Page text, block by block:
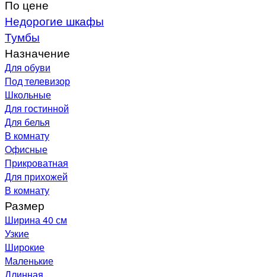
По цене
Недорогие шкафы
Тумбы
Назначение
Для обуви
Под телевизор
Школьные
Для гостинной
Для белья
В комнату
Офисные
Прикроватная
Для прихожей
В комнату
Размер
Ширина 40 см
Узкие
Широкие
Маленькие